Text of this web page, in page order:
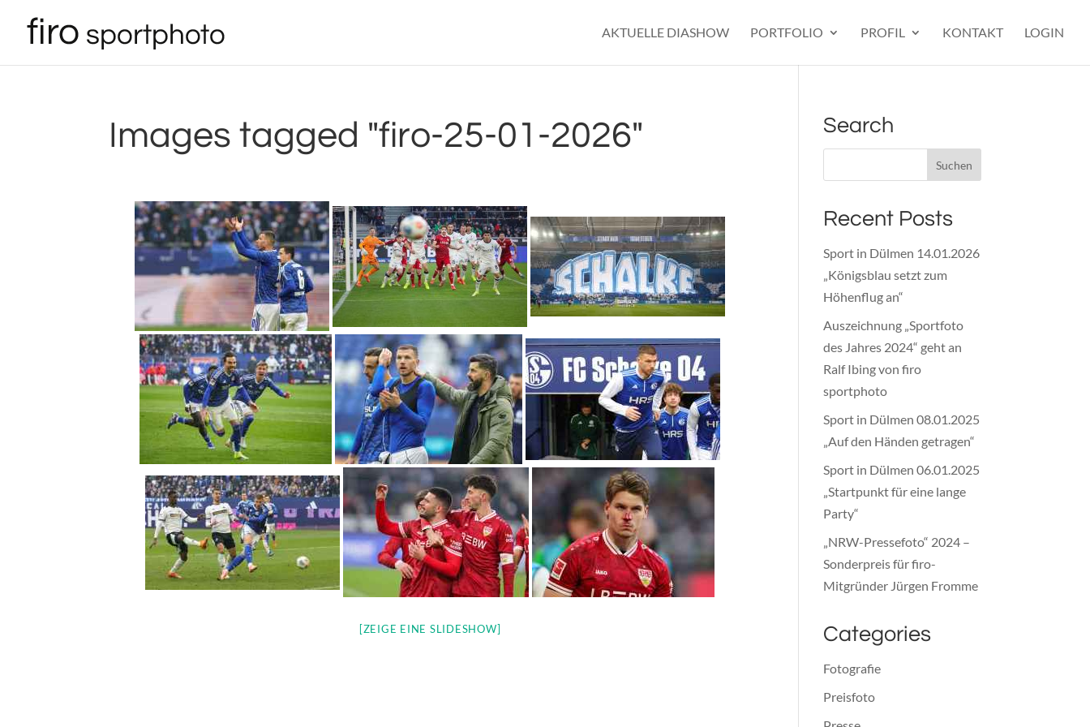
AKTUELLE DIASHOW PORTFOLIO PROFIL KONTAKT LOGIN
Images tagged "firo-25-01-2026"
[ZEIGE EINE SLIDESHOW]
Search
Recent Posts
Sport in Dülmen 14.01.2026
„Königsblau setzt zum
Höhenflug an“
Auszeichnung „Sportfoto
des Jahres 2024“ geht an
Ralf Ibing von firo
sportphoto
Sport in Dülmen 08.01.2025
„Auf den Händen getragen“
Sport in Dülmen 06.01.2025
„Startpunkt für eine lange
Party“
„NRW-Pressefoto“ 2024 –
Sonderpreis für firo-
Mitgründer Jürgen Fromme
Categories
Fotografie
Preisfoto